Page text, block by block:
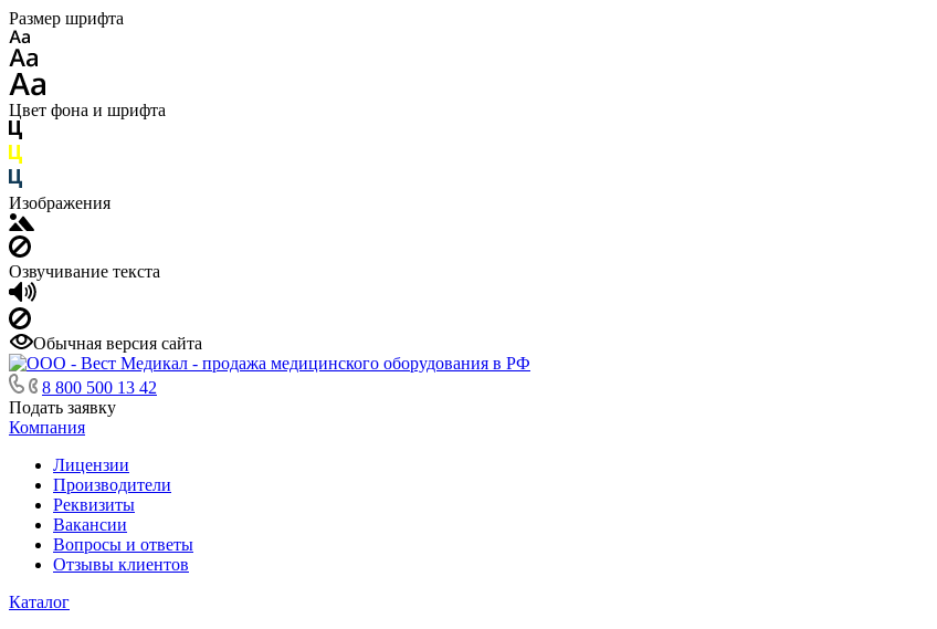
Размер шрифта
Цвет фона и шрифта
Изображения
Озвучивание текста
Обычная версия сайта
8 800 500 13 42
Подать заявку
Компания
Лицензии
Производители
Реквизиты
Вакансии
Вопросы и ответы
Отзывы клиентов
Каталог